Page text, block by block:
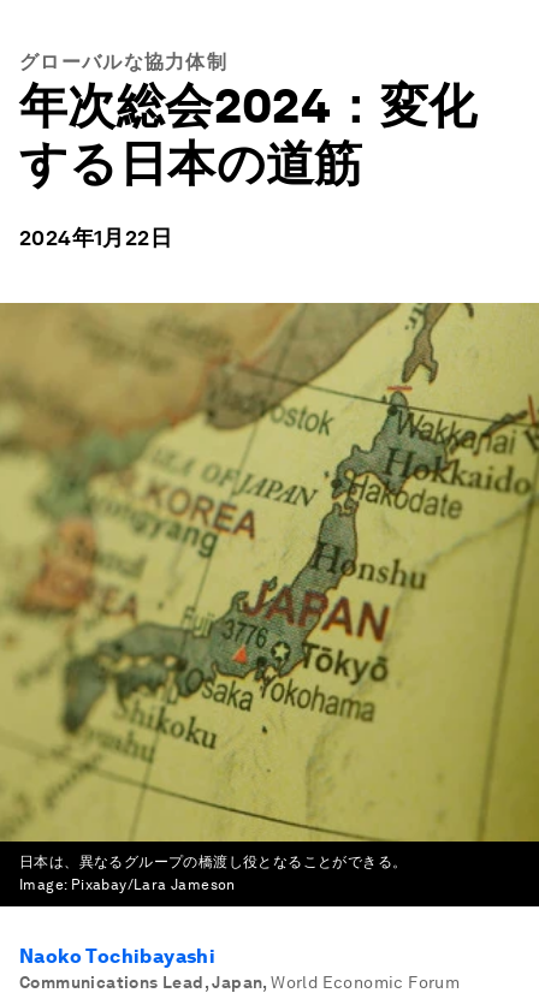
グローバルな協力体制
年次総会2024：変化
する日本の道筋
2024年1月22日
日本は、異なるグループの橋渡し役となることができる。
Image: Pixabay/Lara Jameson
Naoko Tochibayashi
Communications Lead, Japan, World Economic Forum